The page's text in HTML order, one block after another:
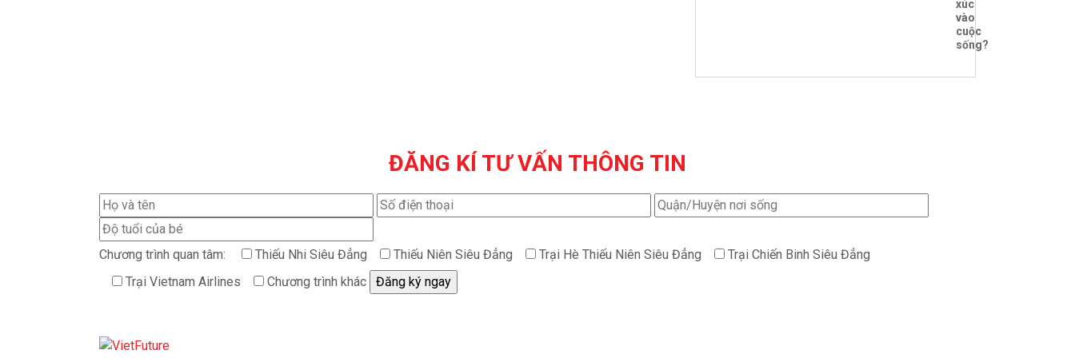
xúc
vào
cuộc
sống?
ĐĂNG KÍ TƯ VẤN THÔNG TIN
Chương trình quan tâm: Thiếu Nhi Siêu Đẳng Thiếu Niên Siêu Đẳng Trại Hè Thiếu Niên Siêu Đẳng
Trại Chiến Binh Siêu Đẳng
Trại Vietnam Airlines
Chương trình khác